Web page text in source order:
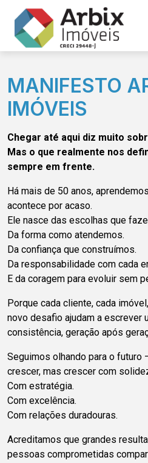
MANIFESTO
IMÓVEIS
Chegar até aqui diz muito
Mas o que realmente nos
sempre em frente.
Há mais de 50 anos,
acontece por acaso.
Ele nasce das escolhas que
Da forma como atendemos.
Da confiança que construímos.
Da responsabilidade com cada
E da coragem para evoluir sem
Porque cada cliente, cada
novo desafio ajudam a escrever
consistência, geração após
Seguimos olhando para o futuro
crescer, mas crescer com
Com estratégia.
Com excelência.
Com relações duradouras.
Acreditamos que grandes
pessoas comprometidas